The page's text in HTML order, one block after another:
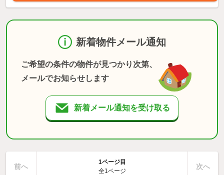
新着物件メール通知
ご希望の条件の物件が見つかり次第、
メールでお知らせします
新着メール通知を受け取る
前へ
1ページ目
全1ページ
次へ